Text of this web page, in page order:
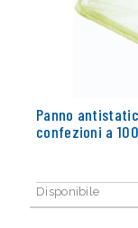
Panno
confezioni a
Disponibile